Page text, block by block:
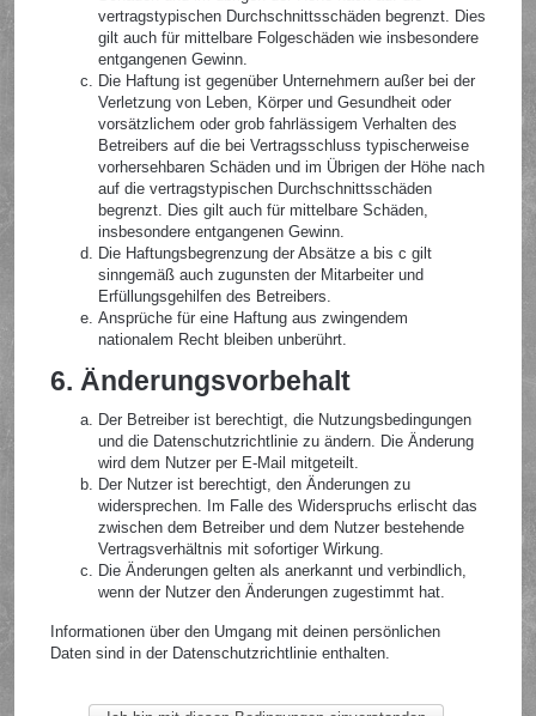
vertragstypischen Durchschnittsschäden begrenzt. Dies
gilt auch für mittelbare Folgeschäden wie insbesondere
entgangenen Gewinn.
Die Haftung ist gegenüber Unternehmern außer bei der
Verletzung von Leben, Körper und Gesundheit oder
vorsätzlichem oder grob fahrlässigem Verhalten des
Betreibers auf die bei Vertragsschluss typischerweise
vorhersehbaren Schäden und im Übrigen der Höhe nach
auf die vertragstypischen Durchschnittsschäden
begrenzt. Dies gilt auch für mittelbare Schäden,
insbesondere entgangenen Gewinn.
Die Haftungsbegrenzung der Absätze a bis c gilt
sinngemäß auch zugunsten der Mitarbeiter und
Erfüllungsgehilfen des Betreibers.
Ansprüche für eine Haftung aus zwingendem
nationalem Recht bleiben unberührt.
6. Änderungsvorbehalt
Der Betreiber ist berechtigt, die Nutzungsbedingungen
und die Datenschutzrichtlinie zu ändern. Die Änderung
wird dem Nutzer per E-Mail mitgeteilt.
Der Nutzer ist berechtigt, den Änderungen zu
widersprechen. Im Falle des Widerspruchs erlischt das
zwischen dem Betreiber und dem Nutzer bestehende
Vertragsverhältnis mit sofortiger Wirkung.
Die Änderungen gelten als anerkannt und verbindlich,
wenn der Nutzer den Änderungen zugestimmt hat.
Informationen über den Umgang mit deinen persönlichen
Daten sind in der Datenschutzrichtlinie enthalten.